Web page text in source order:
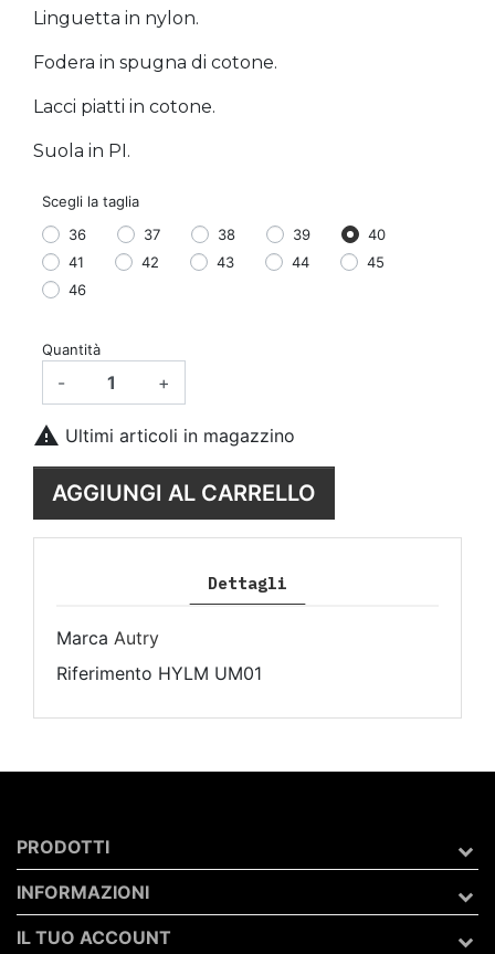
Linguetta in nylon.
Fodera in spugna di cotone.
Lacci piatti in cotone.
Suola in PI.
Scegli la taglia
36
37 38 39
40
41
42 43 44
45
46
Quantità
- +
 Ultimi articoli in magazzino
AGGIUNGI AL CARRELLO
Dettagli
Marca Autry
Riferimento HYLM UM01
PRODOTTI
INFORMAZIONI
IL TUO ACCOUNT